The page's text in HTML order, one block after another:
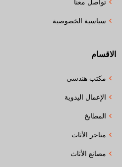
تواصل معنا
سياسية الخصوصية
الاقسام
مكتب هندسي
الإعمال اليدوية
المطابخ
متاجر الأثاث
مصانع الأثاث